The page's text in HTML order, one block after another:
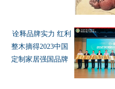
诠释品牌实力 红利
整木摘得2023中国
定制家居强国品牌